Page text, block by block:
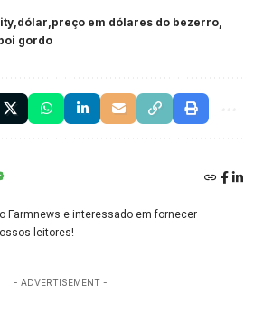
dólar preço em dólares do bezerro
gordo
Farmnews e interessado em fornecer
leitores!
- ADVERTISEMENT -